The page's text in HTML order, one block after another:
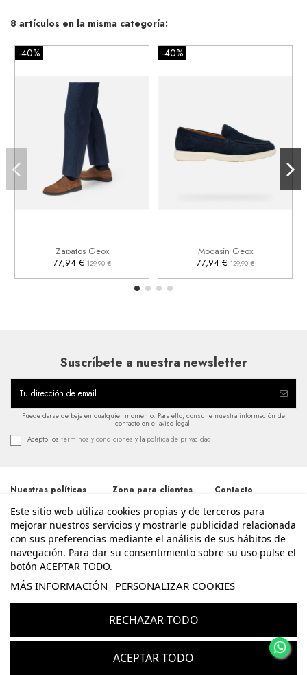
8 artículos en la misma categoría:
-40%
Zapatos Geox
77,94 €129,90 €
Añadir al carrito
-40%
Mocasin Geox
77,94 €129,90 €
Añadir al carrito
Suscríbete a nuestra newsletter
Puede darse de baja en cualquier momento. Para ello, consulte nuestra información de
contacto en el aviso legal.
Acepto los términos y condiciones y la política de privacidad
Nuestras políticas
Términos y
condiciones
Política de
privacidad
Aviso legal
Accesibilidad
Zona para clientes
Iniciar sesión
Mi cuenta
Historial de pedidos
Contacte con
Guía Tallas
Contacto
Avda. Santos
Patronos 20, 46600,
Alzira - Valencia
962 411 268
Este sitio web utiliza cookies propias y de terceros para
mejorar nuestros servicios y mostrarle publicidad relacionada
con sus preferencias mediante el análisis de sus hábitos de
navegación. Para dar su consentimiento sobre su uso pulse el
botón ACEPTAR TODO.
MÁS INFORMACIÓN PERSONALIZAR COOKIES
RECHAZAR TODO
ACEPTAR TODO